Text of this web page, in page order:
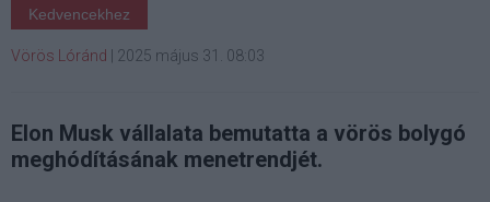
Kedvencekhez
Vörös Lóránd 2025 május 31. 08:03
Elon Musk vállalata bemutatta a vörös bolygó
meghódításának menetrendjét.